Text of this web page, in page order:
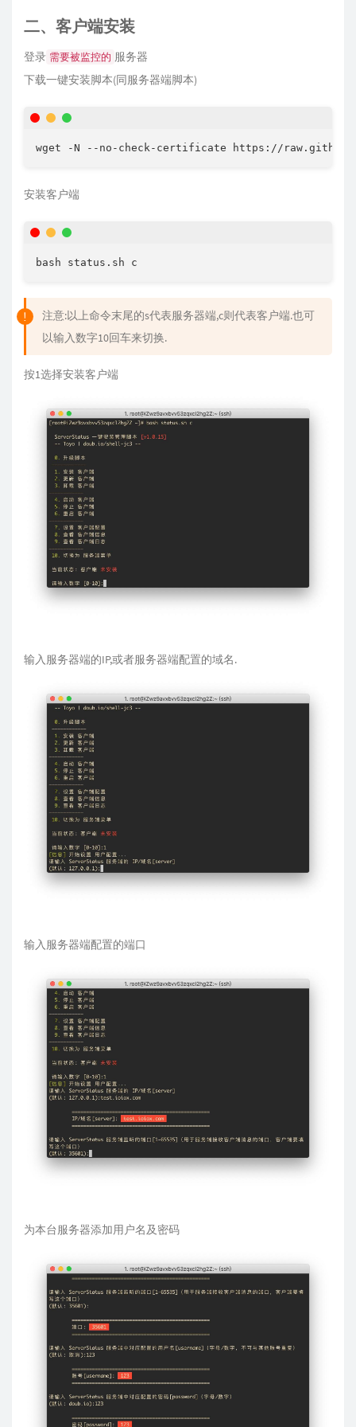
二、客户端安装
登录 需要被监控的 服务器
下载一键安装脚本(同服务器端脚本)
安装客户端
注意:以上命令末尾的s代表服务器端,c则代表客户端.也可
以输入数字10回车来切换.
按1选择安装客户端
输入服务器端的IP,或者服务器端配置的域名.
输入服务器端配置的端口
为本台服务器添加用户名及密码